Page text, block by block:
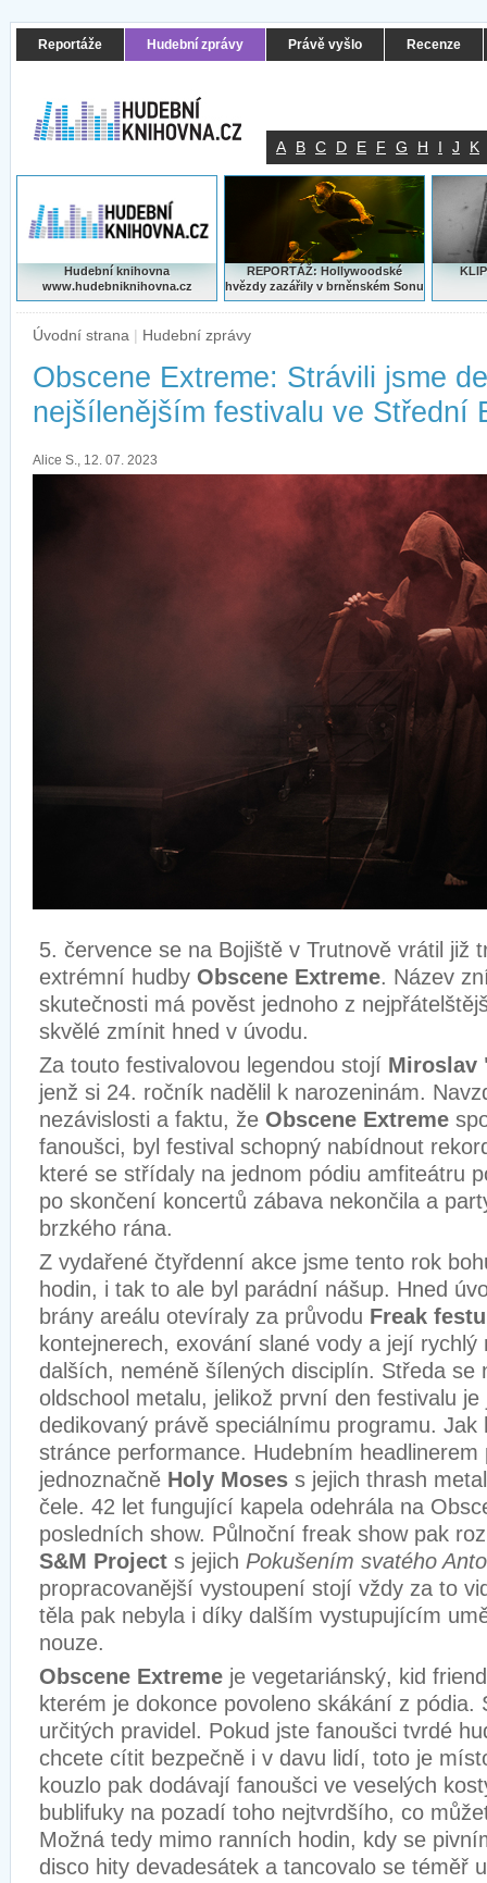
Reportáže Hudební zprávy Právě vyšlo Recenze
A B C D E F G H I J K
Hudební knihovna
www.hudebniknihovna.cz
REPORTÁŽ: Hollywoodské
hvězdy zazářily v brněnském Sonu
Úvodní strana | Hudební zprávy
Obscene Extreme: Strávili jsme
nejšílenějším festivalu ve Střední
Alice S., 12. 07. 2023
5. července se na Bojiště v Trutnově vrátil již
extrémní hudby Obscene Extreme. Název
skutečnosti má pověst jednoho z
skvělé zmínit hned v úvodu.
Za touto festivalovou legendou stojí Miroslav
jenž si 24. ročník nadělil k narozeninám.
nezávislosti a faktu, že Obscene Extreme
fanoušci, byl festival schopný nabídnout
které se střídaly na jednom pódiu amfiteátru
po skončení koncertů zábava nekončila a
brzkého rána.
Z vydařené čtyřdenní akce jsme tento rok
hodin, i tak to ale byl parádní nášup. Hned
brány areálu otevíraly za průvodu Freak festu
kontejnerech, exování slané vody a její rychlý
dalších, neméně šílených disciplín. Středa se
oldschool metalu, jelikož první den festivalu
dedikovaný právě speciálnímu programu.
stránce performance. Hudebním headlinerem
jednoznačně Holy Moses s jejich thrash
čele. 42 let fungující kapela odehrála na
posledních show. Půlnoční freak show pak
S&M Project s jejich Pokušením svatého
propracovanější vystoupení stojí vždy za to
těla pak nebyla i díky dalším vystupujícím
nouze.
Obscene Extreme je vegetariánský, kid
kterém je dokonce povoleno skákání z pódia.
určitých pravidel. Pokud jste fanoušci tvrdé
chcete cítit bezpečně i v davu lidí, toto je
kouzlo pak dodávají fanoušci ve veselých
bublifuky na pozadí toho nejtvrdšího, co
Možná tedy mimo ranních hodin, kdy se
disco hity devadesátek a tancovalo se téměř